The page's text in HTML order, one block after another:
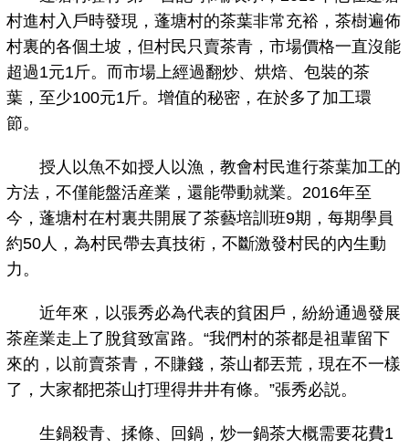
村進村入戶時發現，蓬塘村的茶葉非常充裕，茶樹遍佈
村裏的各個土坡，但村民只賣茶青，市場價格一直沒能
超過1元1斤。而市場上經過翻炒、烘焙、包裝的茶
葉，至少100元1斤。增值的秘密，在於多了加工環
節。
授人以魚不如授人以漁，教會村民進行茶葉加工的
方法，不僅能盤活産業，還能帶動就業。2016年至
今，蓬塘村在村裏共開展了茶藝培訓班9期，每期學員
約50人，為村民帶去真技術，不斷激發村民的內生動
力。
近年來，以張秀必為代表的貧困戶，紛紛通過發展
茶産業走上了脫貧致富路。“我們村的茶都是祖輩留下
來的，以前賣茶青，不賺錢，茶山都丟荒，現在不一樣
了，大家都把茶山打理得井井有條。”張秀必説。
生鍋殺青、揉條、回鍋，炒一鍋茶大概需要花費1